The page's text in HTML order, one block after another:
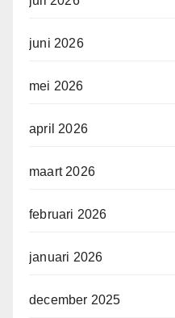
juni 2026
mei 2026
april 2026
maart 2026
februari 2026
januari 2026
december 2025